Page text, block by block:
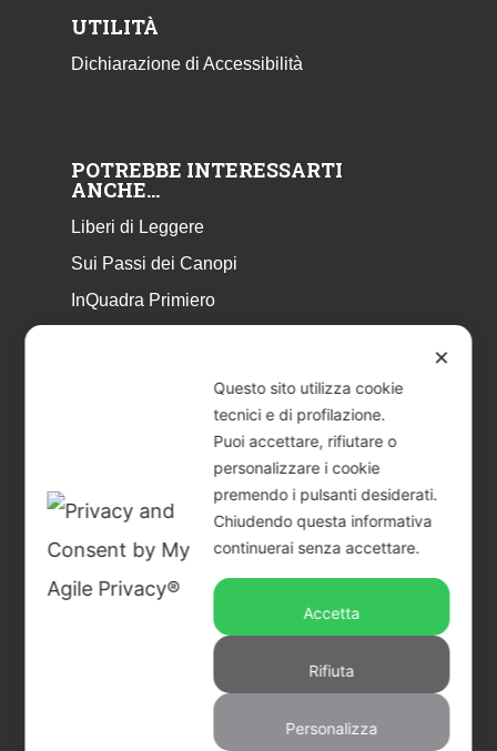
UTILITÀ
Dichiarazione di Accessibilità
POTREBBE INTERESSARTI
ANCHE…
Liberi di Leggere
Sui Passi dei Canopi
InQuadra Primiero
Libretto Eventi – estate 2026
© 2026 Piccoli Musei a Primiero - San Martino di
Castrozza | CF & P.IVA 02401890229 |
facebook
✕
Questo sito utilizza cookie
tecnici e di profilazione.
Puoi accettare, rifiutare o
personalizzare i cookie
premendo i pulsanti desiderati.
Chiudendo questa informativa
continuerai senza accettare.
Accetta
Rifiuta
Personalizza